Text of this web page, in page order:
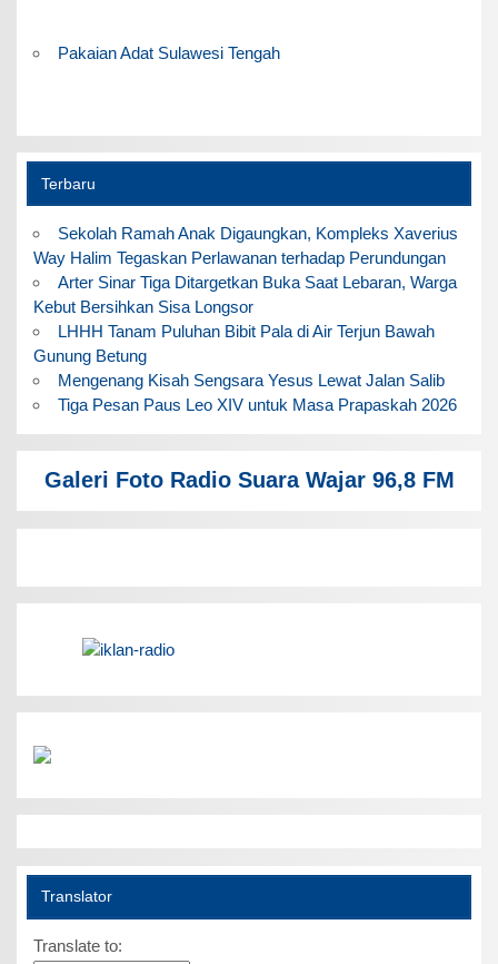
Pakaian Adat Sulawesi Tengah
Terbaru
Sekolah Ramah Anak Digaungkan, Kompleks Xaverius
Way Halim Tegaskan Perlawanan terhadap Perundungan
Arter Sinar Tiga Ditargetkan Buka Saat Lebaran, Warga
Kebut Bersihkan Sisa Longsor
LHHH Tanam Puluhan Bibit Pala di Air Terjun Bawah
Gunung Betung
Mengenang Kisah Sengsara Yesus Lewat Jalan Salib
Tiga Pesan Paus Leo XIV untuk Masa Prapaskah 2026
Galeri Foto Radio Suara Wajar 96,8 FM
Translator
Translate to: